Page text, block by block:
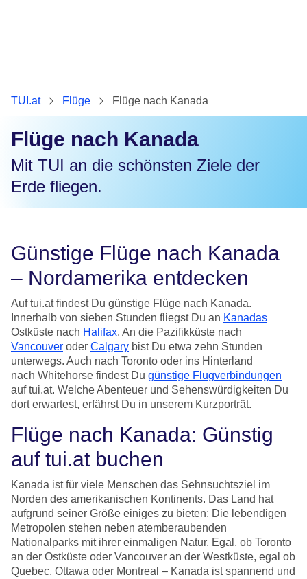
TUI.at Flüge Flüge nach Kanada
Flüge nach Kanada
Mit TUI an die schönsten Ziele der
Erde fliegen.
Günstige Flüge nach Kanada
– Nordamerika entdecken
Auf tui.at findest Du günstige Flüge nach Kanada.
Innerhalb von sieben Stunden fliegst Du an Kanadas
Ostküste nach Halifax. An die Pazifikküste nach
Vancouver oder Calgary bist Du etwa zehn Stunden
unterwegs. Auch nach Toronto oder ins Hinterland
nach Whitehorse findest Du günstige Flugverbindungen
auf tui.at. Welche Abenteuer und Sehenswürdigkeiten Du
dort erwartest, erfährst Du in unserem Kurzporträt.
Flüge nach Kanada: Günstig
auf tui.at buchen
Kanada ist für viele Menschen das Sehnsuchtsziel im
Norden des amerikanischen Kontinents. Das Land hat
aufgrund seiner Größe einiges zu bieten: Die lebendigen
Metropolen stehen neben atemberaubenden
Nationalparks mit ihrer einmaligen Natur. Egal, ob Toronto
an der Ostküste oder Vancouver an der Westküste, egal ob
Quebec, Ottawa oder Montreal – Kanada ist spannend und